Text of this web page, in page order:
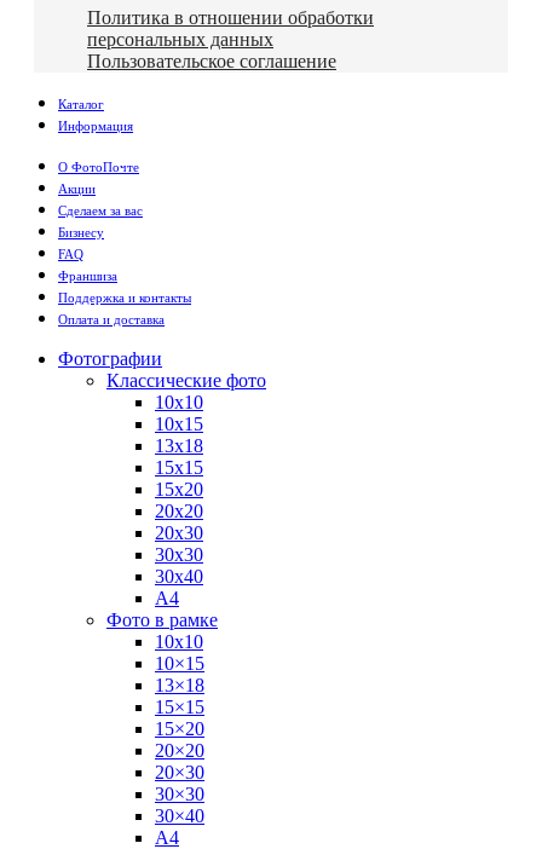
Политика в отношении обработки
персональных данных
Пользовательское соглашение
Каталог
Информация
О ФотоПочте
Акции
Сделаем за вас
Бизнесу
FAQ
Франшиза
Поддержка и контакты
Оплата и доставка
Фотографии
Классические фото
10х10
10х15
13х18
15х15
15х20
20х20
20х30
30х30
30х40
А4
Фото в рамке
10х10
10×15
13×18
15×15
15×20
20×20
20×30
30×30
30×40
A4